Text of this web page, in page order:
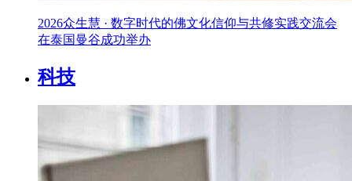
2026众生慧 · 数字时代的佛文化信仰与共修实践交流会
在泰国曼谷成功举办
科技